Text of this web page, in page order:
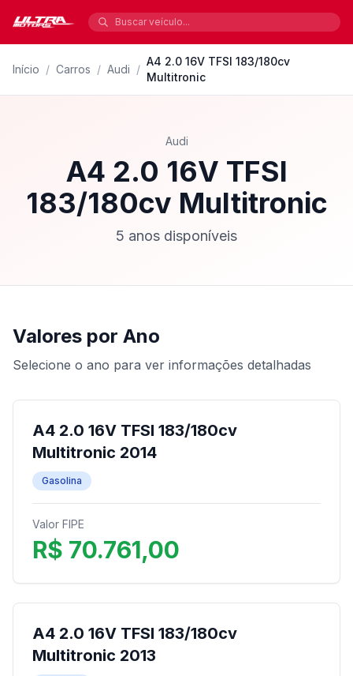
Início / Carros / Audi /
A4 2.0 16V TFSI 183/180cv
Multitronic
Audi
A4 2.0 16V TFSI
183/180cv Multitronic
5 anos disponíveis
Valores por Ano
Selecione o ano para ver informações detalhadas
A4 2.0 16V TFSI 183/180cv
Multitronic 2014
Gasolina
Valor FIPE
R$ 70.761,00
A4 2.0 16V TFSI 183/180cv
Multitronic 2013